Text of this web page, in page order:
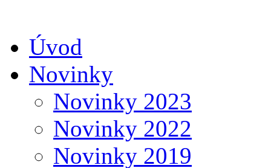
Úvod
Novinky
Novinky 2023
Novinky 2022
Novinky 2019